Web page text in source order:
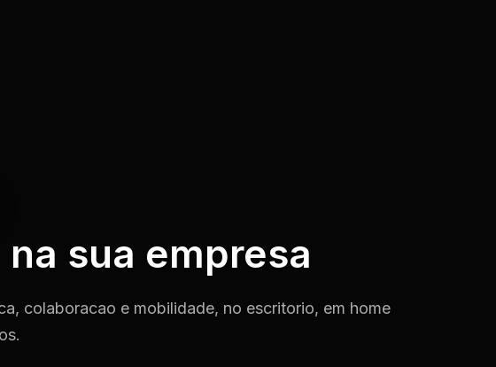
sua empresa
colaboracao e mobilidade, no escritorio, em home